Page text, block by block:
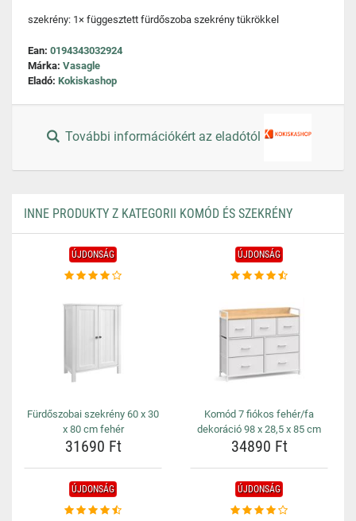
szekrény: 1× függesztett fürdőszoba szekrény tükrökkel
Ean: 0194343032924
Márka: Vasagle
Eladó: Kokiskashop
További információkért az eladótól
INNE PRODUKTY Z KATEGORII KOMÓD ÉS SZEKRÉNY
ÚJDONSÁG
Fürdőszobai szekrény 60 x 30
x 80 cm fehér
31690 Ft
ÚJDONSÁG
Komód 7 fiókos fehér/fa
dekoráció 98 x 28,5 x 85 cm
34890 Ft
ÚJDONSÁG ÚJDONSÁG